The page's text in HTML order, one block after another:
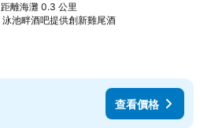
距離海灘 0.3 公里
泳池畔酒吧提供創新雞尾酒
查看價格